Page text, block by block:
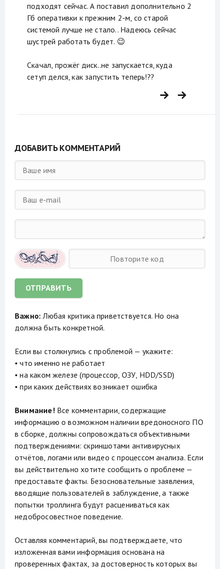
подходят сейчас. А поставил дополнительно 2
Гб оперативки к прежним 2-м, со старой
системой лучше не стало.. Надеюсь сейчас
шустрей работать будет. 😉
Скачал, прожёг диск..не запускается, куда
сетуп делся, как запустить теперь!??
ДОБАВИТЬ КОММЕНТАРИЙ
ОТПРАВИТЬ
Важно: Любая критика приветствуется. Но она
должна быть конкретной.
Если вы столкнулись с проблемой — укажите:
• что именно не работает
• на каком железе (процессор, ОЗУ, HDD/SSD)
• при каких действиях возникает ошибка
Внимание!Все комментарии, содержащие
информацию о возможном наличии вредоносного ПО
в сборке, должны сопровождаться объективными
подтверждениями: скриншотами антивирусных
отчётов, логами или видео с процессом анализа. Если
вы действительно хотите сообщить о проблеме —
предоставьте факты. Безосновательные заявления,
вводящие пользователей в заблуждение, а также
попытки троллинга будут расцениваться как
недобросовестное поведение.
Оставляя комментарий, вы подтверждаете, что
изложенная вами информация основана на
проверенных фактах, за достоверность которых вы